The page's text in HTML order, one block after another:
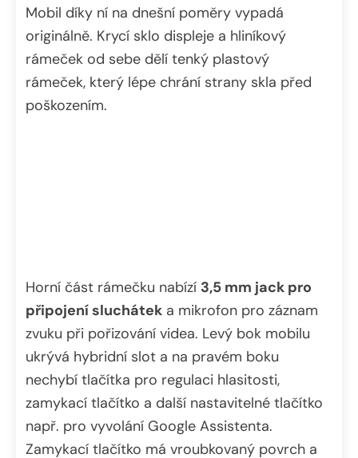
Mobil díky ní na dnešní poměry vypadá
originálně. Krycí sklo displeje a hliníkový
rámeček od sebe dělí tenký plastový
rámeček, který lépe chrání strany skla před
poškozením.
Horní část rámečku nabízí 3,5 mm jack pro
připojení sluchátek a mikrofon pro záznam
zvuku při pořizování videa. Levý bok mobilu
ukrývá hybridní slot a na pravém boku
nechybí tlačítka pro regulaci hlasitosti,
zamykací tlačítko a další nastavitelné tlačítko
např. pro vyvolání Google Assistenta.
Zamykací tlačítko má vroubkovaný povrch a